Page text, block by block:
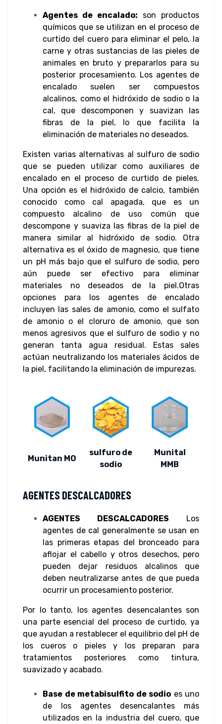
Agentes de encalado: son productos
químicos que se utilizan en el proceso de
curtido del cuero para eliminar el pelo, la
carne y otras sustancias de las pieles de
animales en bruto y prepararlos para su
posterior procesamiento. Los agentes de
encalado suelen ser compuestos
alcalinos, como el hidróxido de sodio o la
cal, que descomponen y suavizan las
fibras de la piel, lo que facilita la
eliminación de materiales no deseados.
Existen varias alternativas al sulfuro de sodio
que se pueden utilizar como auxiliares de
encalado en el proceso de curtido de pieles.
Una opción es el hidróxido de calcio, también
conocido como cal apagada, que es un
compuesto alcalino de uso común que
descompone y suaviza las fibras de la piel de
manera similar al hidróxido de sodio. Otra
alternativa es el óxido de magnesio, que tiene
un pH más bajo que el sulfuro de sodio, pero
aún puede ser efectivo para eliminar
materiales no deseados de la piel.Otras
opciones para los agentes de encalado
incluyen las sales de amonio, como el sulfato
de amonio o el cloruro de amonio, que son
menos agresivos que el sulfuro de sodio y no
generan tanta agua residual. Estas sales
actúan neutralizando los materiales ácidos de
la piel, facilitando la eliminación de impurezas.
Munitan MO
sulfuro de
sodio
Munital
MMB
AGENTES DESCALCADORES
AGENTES DESCALCADORES Los
agentes de cal generalmente se usan en
las primeras etapas del bronceado para
aflojar el cabello y otros desechos, pero
pueden dejar residuos alcalinos que
deben neutralizarse antes de que pueda
ocurrir un procesamiento posterior.
Por lo tanto, los agentes desencalantes son
una parte esencial del proceso de curtido, ya
que ayudan a restablecer el equilibrio del pH de
los cueros o pieles y los preparan para
tratamientos posteriores como tintura,
suavizado y acabado.
Base de metabisulfito de sodio es uno
de los agentes desencalantes más
utilizados en la industria del cuero, que